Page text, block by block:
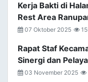
Kerja Bakti di
Rest Area
07 Oktober 2025
Rapat Staf
Sinergi dan
03 November 2025